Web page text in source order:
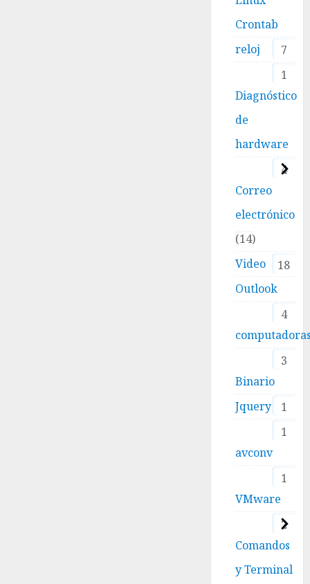
Crontab
7
reloj
1
Diagnóstico
de
hardware
4
Correo
electrónico
14
Video
18
Outlook
4
3
Binario
1
Jquery
1
avconv
1
VMware
2
Comandos
y Terminal